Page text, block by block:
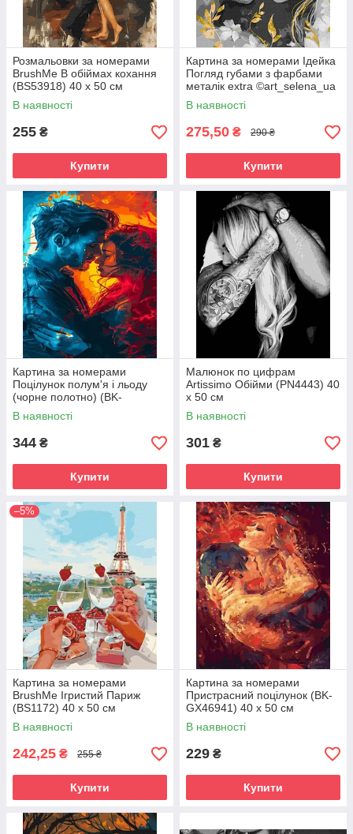
Розмальовки за номерами
BrushMe В обіймах кохання
(BS53918) 40 х 50 см
В наявності
255 ₴
Купити
Картина за номерами Ідейка
Погляд губами з фарбами
металік extra ©art_selena_ua
(KHO8538) 40 х 50 см
В наявності
275,50 ₴ 290 ₴
Купити
Картина за номерами
Поцілунок полум'я і льоду
(чорне полотно) (BK-
BKG014) 40 х 50 см
В наявності
344 ₴
Купити
Малюнок по цифрам
Artissimo Обійми (PN4443) 40
х 50 см
В наявності
301 ₴
Купити
–5%
Картина за номерами
BrushMe Ігристий Париж
(BS1172) 40 х 50 см
В наявності
242,25 ₴ 255 ₴
Купити
Картина за номерами
Пристрасний поцілунок (BK-
GX46941) 40 х 50 см
В наявності
229 ₴
Купити